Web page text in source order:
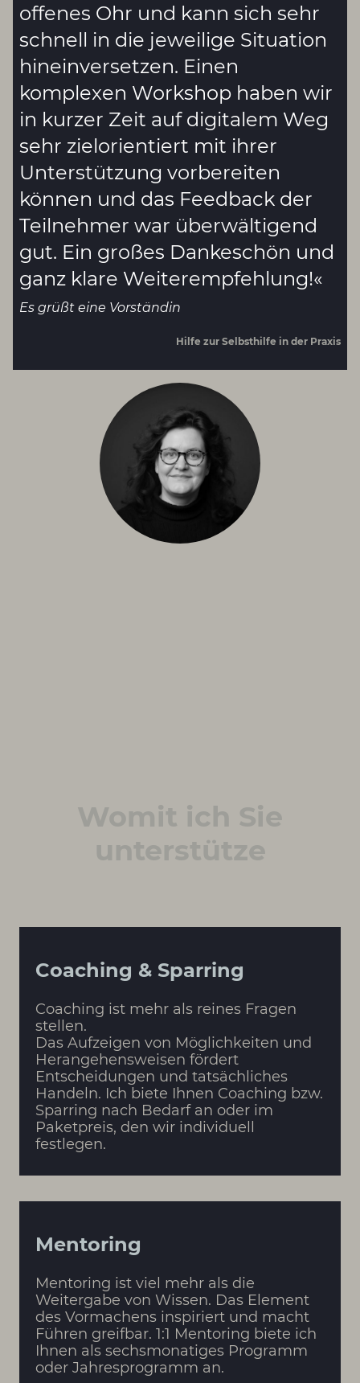
offenes Ohr und kann sich sehr
schnell in die jeweilige Situation
hineinversetzen. Einen
komplexen Workshop haben wir
in kurzer Zeit auf digitalem Weg
sehr zielorientiert mit ihrer
Unterstützung vorbereiten
können und das Feedback der
Teilnehmer war überwältigend
gut. Ein großes Dankeschön und
ganz klare Weiterempfehlung!«
Es grüßt eine Vorständin
Hilfe zur Selbsthilfe in der Praxis
Womit ich Sie
unterstütze
Coaching & Sparring
Coaching ist mehr als reines Fragen
stellen.
Das Aufzeigen von Möglichkeiten und
Herangehensweisen fördert
Entscheidungen und tatsächliches
Handeln. Ich biete Ihnen Coaching bzw.
Sparring nach Bedarf an oder im
Paketpreis, den wir individuell
festlegen.
Mentoring
Mentoring ist viel mehr als die
Weitergabe von Wissen. Das Element
des Vormachens inspiriert und macht
Führen greifbar. 1:1 Mentoring biete ich
Ihnen als sechsmonatiges Programm
oder Jahresprogramm an.